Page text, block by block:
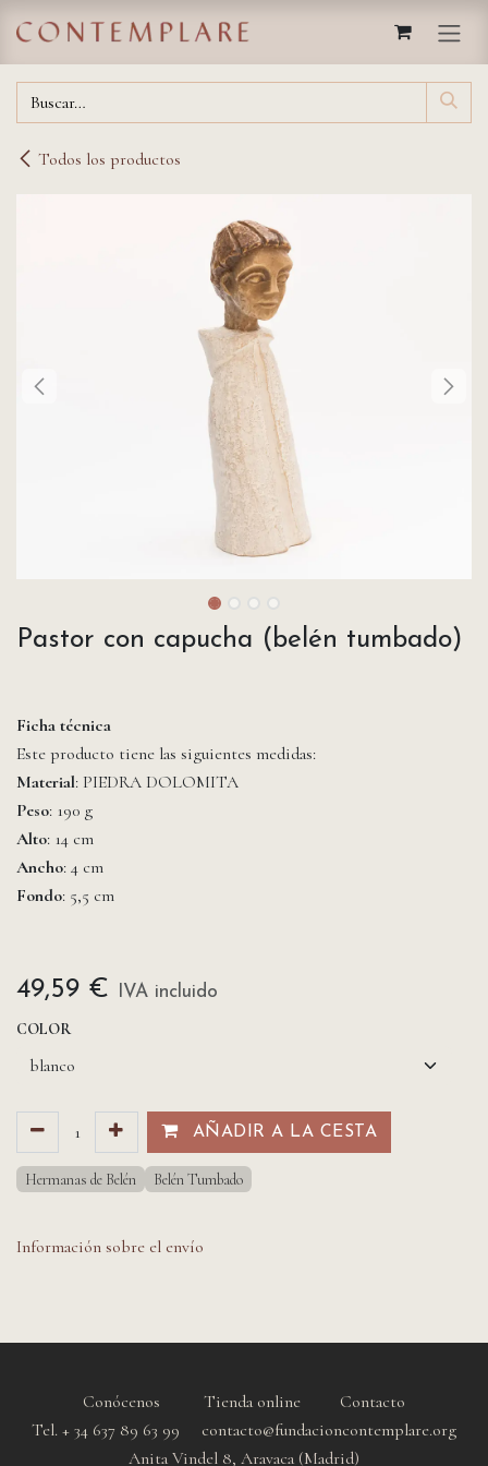
Todos los productos
Pastor con capucha (belén tumbado)
Ficha técnica
Este producto tiene las siguientes medidas:
Material: PIEDRA DOLOMITA
Peso: 190 g
Alto: 14 cm
Ancho: 4 cm
Fondo: 5,5 cm
49,59 €
IVA incluido
COLOR
AÑADIR A LA CESTA​​
Hermanas de Belén Belén Tumbado
Información sobre el envío
Conócenos Tienda online
Contacto
Tel. + 34 637 89 63 99 contacto@fundacioncontemplare.org
Anita Vindel 8, Aravaca (Madrid)